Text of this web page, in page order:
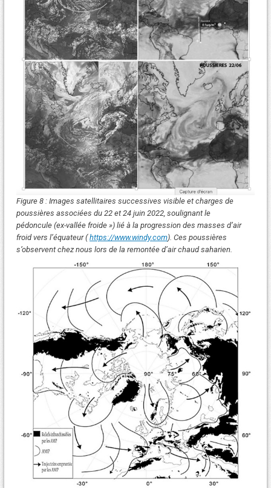
Figure 8 : Images satellitaires successives visible et charges de
poussières associées du 22 et 24 juin 2022, soulignant le
pédoncule (ex-vallée froide ») lié à la progression des masses d’air
froid vers l’équateur (https://www.windy.com). Ces poussières
s’observent chez nous lors de la remontée d’air chaud saharien.